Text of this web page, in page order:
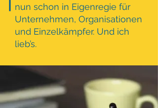
nun schon in Eigenregie für
Unternehmen, Organisationen
und Einzelkämpfer. Und ich
lieb’s.